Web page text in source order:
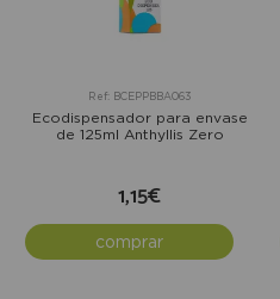
Ref: BCEPPBBA063
Ecodispensador para envase
de 125ml Anthyllis Zero
1,15€
comprar